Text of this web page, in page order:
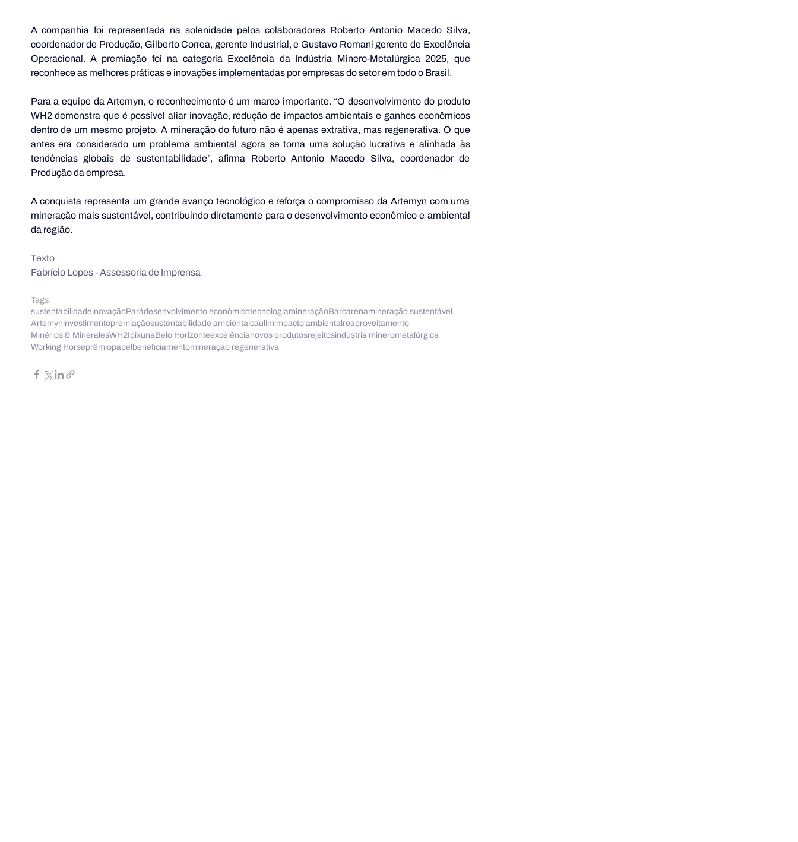
A companhia foi representada na solenidade pelos colaboradores Roberto Antonio Macedo Silva,
coordenador de Produção, Gilberto Correa, gerente Industrial, e Gustavo Romani gerente de Excelência
Operacional. A premiação foi na categoria Excelência da Indústria Minero-Metalúrgica 2025, que
reconhece as melhores práticas e inovações implementadas por empresas do setor em todo o Brasil.
Para a equipe da Artemyn, o reconhecimento é um marco importante. “O desenvolvimento do produto
WH2 demonstra que é possível aliar inovação, redução de impactos ambientais e ganhos econômicos
dentro de um mesmo projeto. A mineração do futuro não é apenas extrativa, mas regenerativa. O que
antes era considerado um problema ambiental agora se torna uma solução lucrativa e alinhada às
tendências globais de sustentabilidade”, afirma Roberto Antonio Macedo Silva, coordenador de
Produção da empresa.
A conquista representa um grande avanço tecnológico e reforça o compromisso da Artemyn com uma
mineração mais sustentável, contribuindo diretamente para o desenvolvimento econômico e ambiental
da região.
Texto
Fabrício Lopes - Assessoria de Imprensa
Tags:
sustentabilidadeinovaçãoParádesenvolvimento econômicotecnologiamineraçãoBarcarenamineração sustentável
Artemyninvestimentopremiaçãosustentabilidade ambiental caulimimpacto ambiental reaproveitamento
Minérios & MineralesWH2IpixunaBelo Horizonteexcelêncianovos produtosrejeitosindústria minerometalúrgica
Working Horseprêmiopapel beneficiamentomineração regenerativa